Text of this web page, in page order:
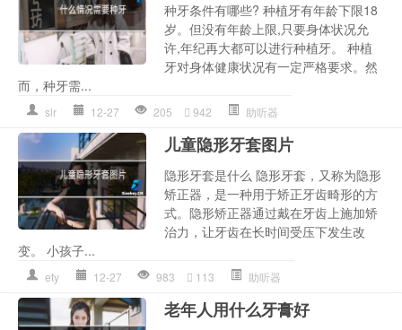
种牙条件有哪些? 种植牙有年龄下限18
岁。但没有年龄上限,只要身体状况允
许,年纪再大都可以进行种植牙。 种植
牙对身体健康状况有一定严格要求。然
而，种牙需...
slr 12-27 205 942 助听器
儿童隐形牙套图片
隐形牙套是什么 隐形牙套，又称为隐形
矫正器，是一种用于矫正牙齿畸形的方
式。隐形矫正器通过戴在牙齿上施加矫
治力，让牙齿在长时间受压下发生改
变。 小孩子...
ety 12-27 983 113 助听器
老年人用什么牙膏好